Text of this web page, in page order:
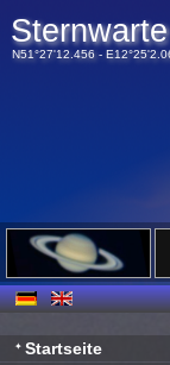
N51°27'12.456 -
Startseite